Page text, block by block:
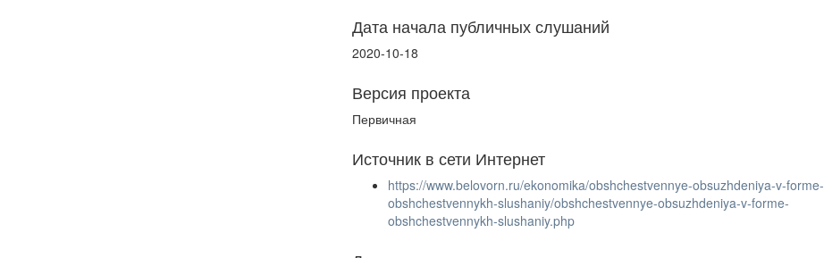
Дата начала публичных слушаний
2020-10-18
Версия проекта
Первичная
Источник в сети Интернет
https://www.belovorn.ru/ekonomika/obshchestvennye-obsuzhdeniya-v-forme-
obshchestvennykh-slushaniy/obshchestvennye-obsuzhdeniya-v-forme-
obshchestvennykh-slushaniy.php